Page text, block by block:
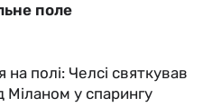
поле
полі: Челсі святкував
Міланом у спарингу